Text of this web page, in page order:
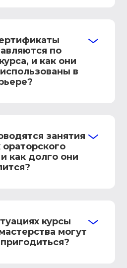
по
и как они
в
занятия
ораторского
как долго они
курсы
могут